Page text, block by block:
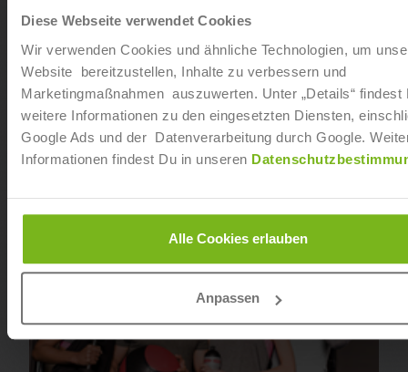
Diese Webseite verwendet Cookies
Wir verwenden Cookies und ähnliche Technologien, um
Website bereitzustellen, Inhalte zu verbessern und
Marketingmaßnahmen auszuwerten. Unter „Details“ findest
weitere Informationen zu den eingesetzten Diensten,
Google Ads und der Datenverarbeitung durch Google.
Informationen findest Du in unseren
Alle Cookies erlauben
Anpassen
Fitnessfachwirt:in (IHK)